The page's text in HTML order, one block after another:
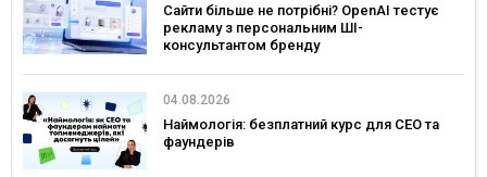
Сайти більше не потрібні? OpenAI тестує
рекламу з персональним ШІ-
консультантом бренду
04.08.2026
Наймологія: безплатний курс для CEO та
фаундерів